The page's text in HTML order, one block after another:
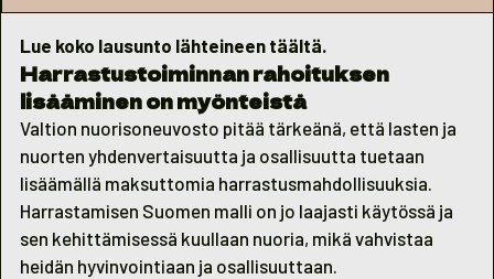
Lue koko lausunto lähteineen täältä.
Harrastustoiminnan rahoituksen
lisääminen on myönteistä
Valtion nuorisoneuvosto pitää tärkeänä, että lasten ja
nuorten yhdenvertaisuutta ja osallisuutta tuetaan
lisäämällä maksuttomia harrastusmahdollisuuksia.
Harrastamisen Suomen malli on jo laajasti käytössä ja
sen kehittämisessä kuullaan nuoria, mikä vahvistaa
heidän hyvinvointiaan ja osallisuuttaan.